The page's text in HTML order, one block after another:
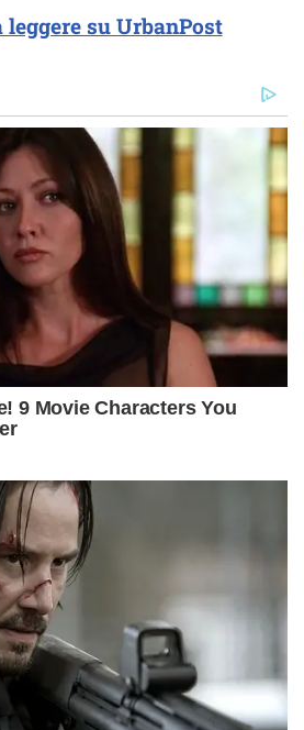
leggere su UrbanPost